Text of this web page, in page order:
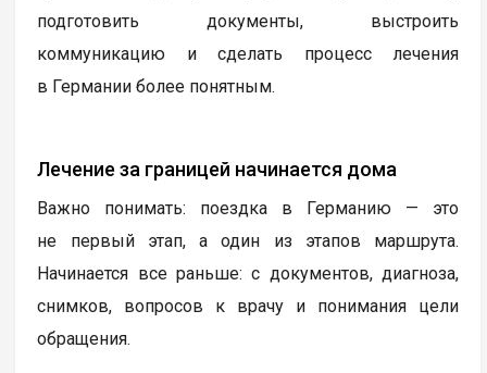
подготовить документы, выстроить
коммуникацию и сделать процесс лечения
в Германии более понятным.
Лечение за границей начинается дома
Важно понимать: поездка в Германию — это
не первый этап, а один из этапов маршрута.
Начинается все раньше: с документов, диагноза,
снимков, вопросов к врачу и понимания цели
обращения.